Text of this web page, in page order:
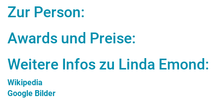
Zur Person:
Awards und Preise:
Weitere Infos zu Linda Emond :
Wikipedia
Google Bilder